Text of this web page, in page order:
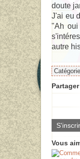
doute
J'ai eu
"Ah
autre
Vous